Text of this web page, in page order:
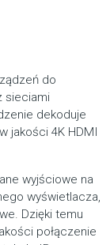
do
sieciami
dekoduje
jakości 4K HDMI
wyjściowe na
wyświetlacza,
Dzięki temu
połączenie